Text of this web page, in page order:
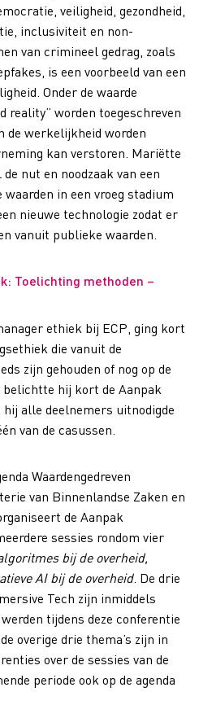
veiligheid, gezondheid,
inclusiviteit en non-
van crimineel gedrag, zoals
is een voorbeeld van een
Onder de waarde
reality” worden toegeschreven
de werkelijkheid worden
kan verstoren. Mariëtte
nut en noodzaak van een
in een vroeg stadium
nieuwe technologie zodat er
vanuit publieke waarden.
Toelichting methoden –
ethiek bij ECP, ging kort
die vanuit de
zijn gehouden of nog op de
belichtte hij kort de Aanpak
alle deelnemers uitnodigde
van de casussen.
Waardengedreven
van Binnenlandse Zaken en
de Aanpak
sessies rondom vier
bij de overheid,
AI bij de overheid. De drie
Tech zijn inmiddels
tijdens deze conferentie
overige drie thema’s zijn in
over de sessies van de
periode ook op de agenda